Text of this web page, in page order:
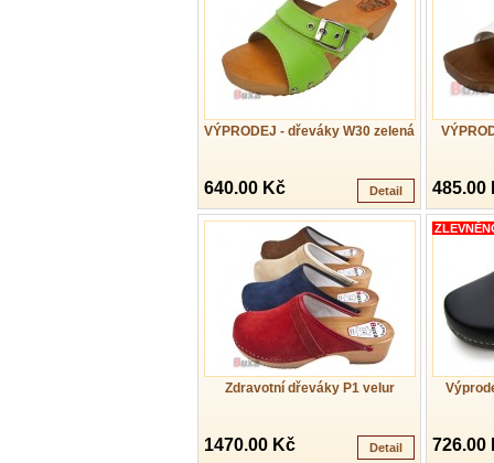
VÝPRODEJ - dřeváky W30 zelená
640.00 Kč Detail 485.00
Zdravotní dřeváky P1 velur
1470.00 Kč Detail 726.00